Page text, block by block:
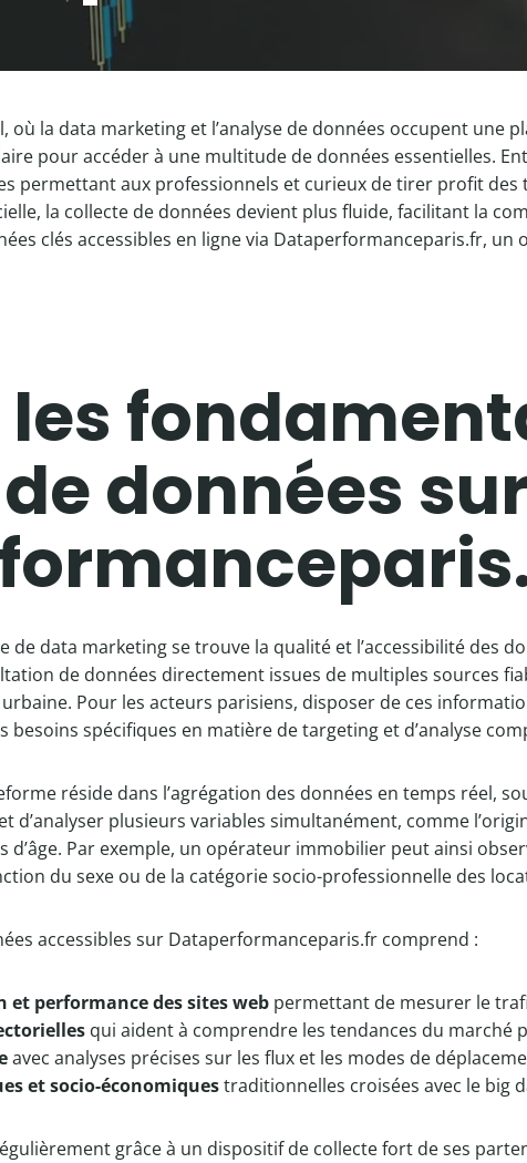
où la data marketing et l’analyse de données occupent
pour accéder à une multitude de données essentielles.
permettant aux professionnels et curieux de tirer profit des
la collecte de données devient plus fluide, facilitant la
clés accessibles en ligne via Dataperformanceparis.fr,
les
données sur
data marketing se trouve la qualité et l’accessibilité des
de données directement issues de multiples sources
Pour les acteurs parisiens, disposer de ces
besoins spécifiques en matière de targeting et d’analyse
réside dans l’agrégation des données en temps réel,
plusieurs variables simultanément, comme
Par exemple, un opérateur immobilier peut ainsi
du sexe ou de la catégorie socio-professionnelle des
accessibles sur Dataperformanceparis.fr comprend :
performance des sites web permettant de mesurer le
qui aident à comprendre les tendances du marché
avec analyses précises sur les flux et les modes de
et socio-économiquestraditionnelles croisées avec le big
grâce à un dispositif de collecte fort de ses